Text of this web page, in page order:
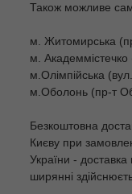
Також можливе
м. Житомирська
м.
м.Олімпійська
м.Оболонь (пр-т
Безкоштовна
Києву при
України -
ширянні